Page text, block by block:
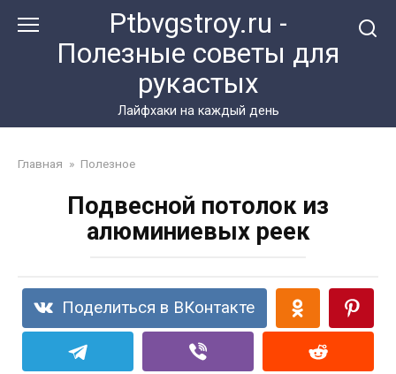
Ptbvgstroy.ru -
Полезные советы для
рукастых
Лайфхаки на каждый день
Главная » Полезное
Подвесной потолок из
алюминиевых реек
Поделиться в ВКонтакте